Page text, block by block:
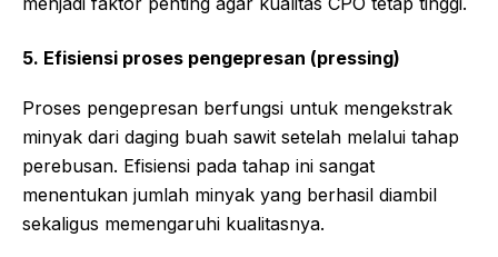
5. Efisiensi proses pengepresan (pressing)
Proses pengepresan berfungsi untuk mengekstrak
minyak dari daging buah sawit setelah melalui tahap
perebusan. Efisiensi pada tahap ini sangat
menentukan jumlah minyak yang berhasil diambil
sekaligus memengaruhi kualitasnya.